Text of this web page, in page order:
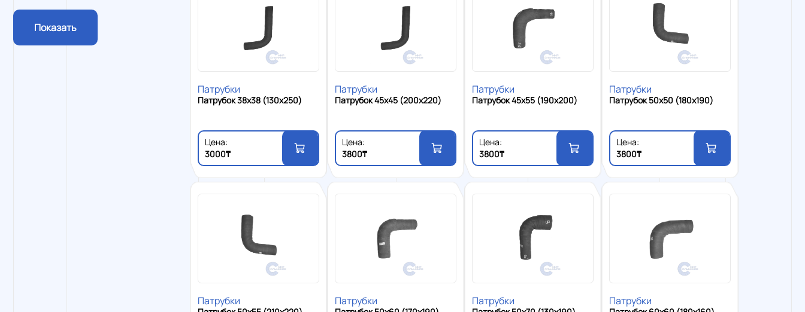
Показать
Патрубки
Патрубок 38x38 (130x250)
Цена:
3000₸
Патрубки
Патрубок 45x45 (200x220)
Цена:
3800₸
Патрубки
Патрубок 45x55 (190x200)
Цена:
3800₸
Патрубки
Патрубок 50x50 (180x190)
Цена:
3800₸
Патрубки Патрубки Патрубки Патрубки